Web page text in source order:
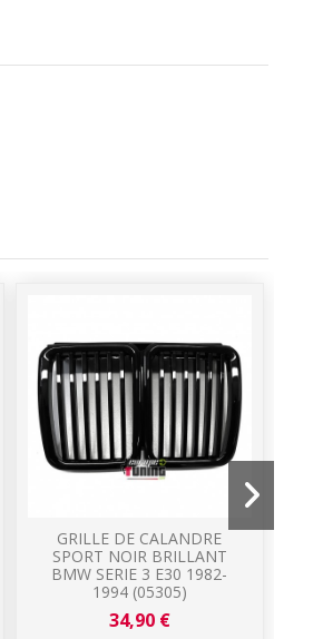
GRILLE DE CALANDRE
SPORT NOIR BRILLANT
BMW SERIE 3 E30 1982-
1994 (05305)
34,90 €